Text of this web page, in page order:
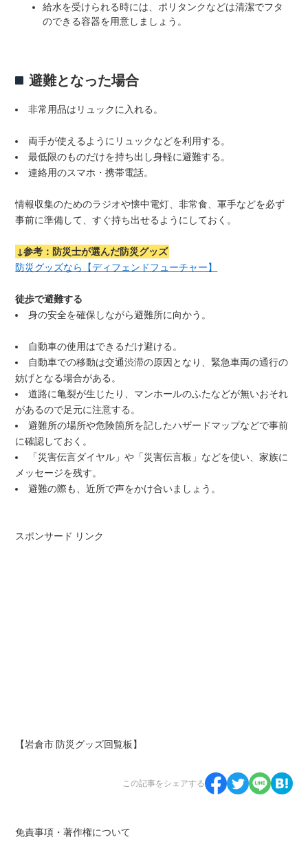
給水を受けられる時には、ポリタンクなどは清潔でフタ
のできる容器を用意しましょう。
避難となった場合
非常用品はリュックに入れる。
両手が使えるようにリュックなどを利用する。
最低限のものだけを持ち出し身軽に避難する。
連絡用のスマホ・携帯電話。
情報収集のためのラジオや懐中電灯、非常食、軍手などを必ず
事前に準備して、すぐ持ち出せるようにしておく。
↓参考：防災士が選んだ防災グッズ
防災グッズなら【ディフェンドフューチャー】
徒歩で避難する
身の安全を確保しながら避難所に向かう。
自動車の使用はできるだけ避ける。
自動車での移動は交通渋滞の原因となり、緊急車両の通行の
妨げとなる場合がある。
道路に亀裂が生じたり、マンホールのふたなどが無いおそれ
があるので足元に注意する。
避難所の場所や危険箇所を記したハザードマップなどで事前
に確認しておく。
「災害伝言ダイヤル」や「災害伝言板」などを使い、家族に
メッセージを残す。
避難の際も、近所で声をかけ合いましょう。
スポンサード リンク
【岩倉市 防災グッズ回覧板】
この記事をシェアする
免責事項・著作権について